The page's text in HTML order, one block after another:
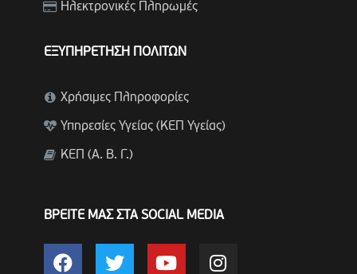
Ηλεκτρονικές Πληρωμές
ΕΞΥΠΗΡΕΤΗΣΗ ΠΟΛΙΤΩΝ
Χρήσιμες Πληροφορίες
Υπηρεσίες Υγείας (ΚΕΠ Υγείας)
ΚΕΠ (Α. Β. Γ.)
ΒΡΕΙΤΕ ΜΑΣ ΣΤΑ SOCIAL MEDIA